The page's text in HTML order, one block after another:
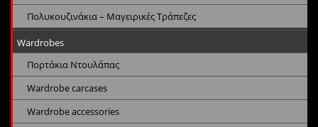
Πολυκουζινάκια – Μαγειρικές Τράπεζες
Wardrobes
Πορτάκια Ντουλάπας
Wardrobe carcases
Wardrobe accessories